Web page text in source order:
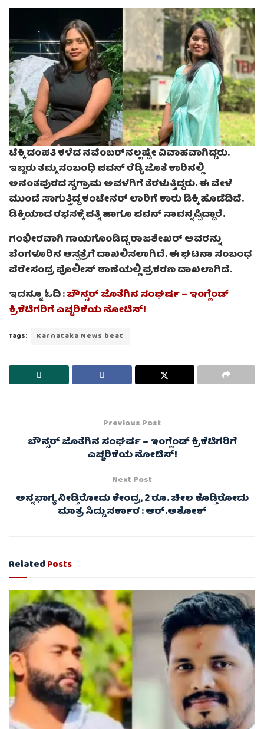
ಟೆಕ್ಕಿ ದಂಪತಿ ಕಳೆದ ನವೆಂಬರ್‌ನಲ್ಲಷ್ಟೇ ವಿವಾಹವಾಗಿದ್ದರು.
ಇಬ್ಬರು ತಮ್ಮ ಸಂಬಂಧಿ ಪವನ್ ರೆಡ್ಡಿ ಜೊತೆ ಕಾರಿನಲ್ಲಿ
ಅನಂತಪುರದ ಸ್ವಗ್ರಾಮ ಅವಳಗಿಗೆ ತೆರಳುತ್ತಿದ್ದರು. ಈ ವೇಳೆ
ಮುಂದೆ ಸಾಗುತ್ತಿದ್ದ ಕಂಟೇನರ್ ಲಾರಿಗೆ ಕಾರು ಡಿಕ್ಕಿ ಹೊಡೆದಿದೆ.
ಡಿಕ್ಕಿಯಾದ ರಭಸಕ್ಕೆ ಪತ್ನಿ ಹಾಗೂ ಪವನ್ ಸಾವನ್ನಪ್ಪಿದ್ದಾರೆ.
ಗಂಭೀರವಾಗಿ ಗಾಯಗೊಂಡಿದ್ದ ರಾಜಶೇಖರ್ ಅವರನ್ನು
ಬೆಂಗಳೂರಿನ ಆಸ್ಪತ್ರೆಗೆ ದಾಖಲಿಸಲಾಗಿದೆ. ಈ ಘಟನಾ ಸಂಬಂಧ
ಪೆರೇಸಂದ್ರ ಪೊಲೀಸ್ ಠಾಣೆಯಲ್ಲಿ ಪ್ರಕರಣ ದಾಖಲಾಗಿದೆ.
ಇದನ್ನೂ ಓದಿ :ಬೌನ್ಸರ್ ಜೊತೆಗಿನ ಸಂಘರ್ಷ – ಇಂಗ್ಲೆಂಡ್
ಕ್ರಿಕೆಟಿಗರಿಗೆ ಎಚ್ಚರಿಕೆಯ ನೋಟಿಸ್!
Tags: Karnataka News beat
Previous Post
ಬೌನ್ಸರ್ ಜೊತೆಗಿನ ಸಂಘರ್ಷ – ಇಂಗ್ಲೆಂಡ್ ಕ್ರಿಕೆಟಿಗರಿಗೆ
ಎಚ್ಚರಿಕೆಯ ನೋಟಿಸ್!
Next Post
ಅನ್ನಭಾಗ್ಯ ನೀಡ್ತಿರೋದು ಕೇಂದ್ರ, 2 ರೂ. ಚೀಲ ಕೊಡ್ತಿರೋದು
ಮಾತ್ರ ಸಿದ್ದು ಸರ್ಕಾರ : ಆರ್‌.ಅಶೋಕ್
RelatedPosts